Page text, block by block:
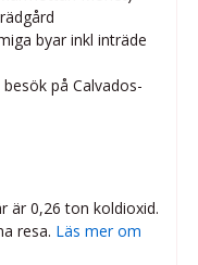
byar inkl inträde
på Calvados-
är 0,26 ton koldioxid.
resa. Läs mer om